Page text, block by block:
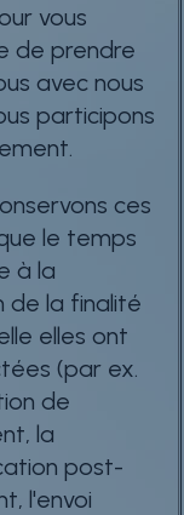
vous
de prendre
avec nous
participons
ces
le temps
à la
de la finalité
elles ont
(par ex.
de
la
post-
l'envoi